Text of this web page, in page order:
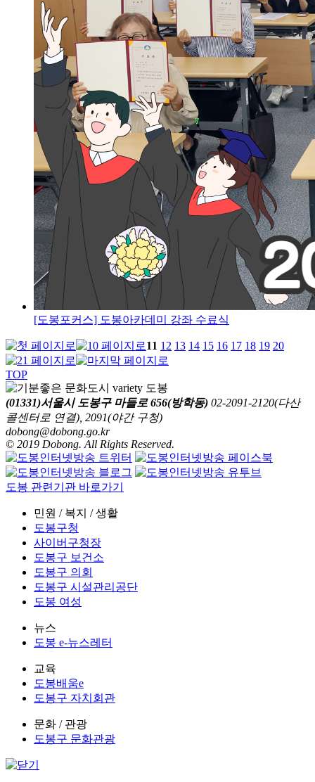
[도봉포커스] 도봉아카데미 강좌 수료식
11 12 13 14 15 16 17 18 19 20
TOP
(01331)서울시 도봉구 마들로 656(방학동) 02-2091-2120(다산
콜센터로 연결), 2091(야간 구청)
dobong@dobong.go.kr
© 2019 Dobong. All Rights Reserved.
도봉 관련기관 바로가기
민원 / 복지 / 생활
도봉구청
사이버구청장
도봉구 보건소
도봉구 의회
도봉구 시설관리공단
도봉 여성
뉴스
도봉 e-뉴스레터
교육
도봉배움e
도봉구 자치회관
문화 / 관광
도봉구 문화관광